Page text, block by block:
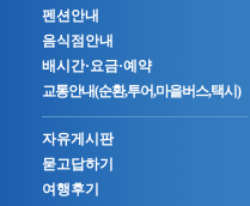
펜션안내
음식점안내
배시간·요금·예약
교통안내(순환,투어,마을버스,택시)
자유게시판
묻고답하기
여행후기